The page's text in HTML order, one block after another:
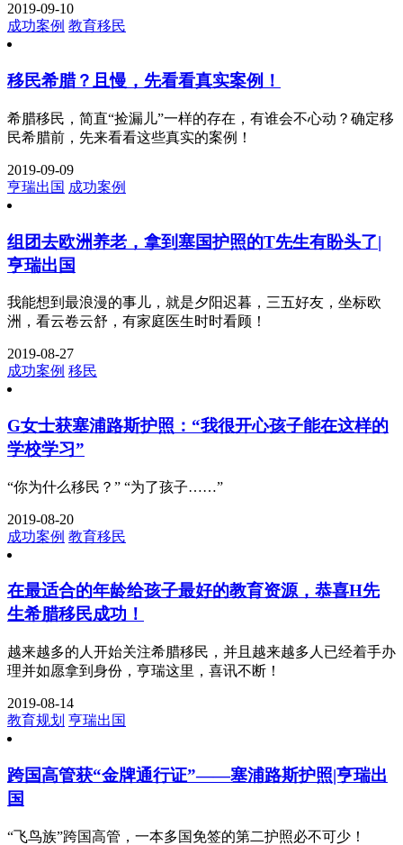
2019-09-10
成功案例 教育移民
移民希腊？且慢，先看看真实案例！
希腊移民，简直“捡漏儿”一样的存在，有谁会不心动？确定移
民希腊前，先来看看这些真实的案例！
2019-09-09
亨瑞出国 成功案例
组团去欧洲养老，拿到塞国护照的T先生有盼头了|
亨瑞出国
我能想到最浪漫的事儿，就是夕阳迟暮，三五好友，坐标欧
洲，看云卷云舒，有家庭医生时时看顾！
2019-08-27
成功案例 移民
G女士获塞浦路斯护照：“我很开心孩子能在这样的
学校学习”
“你为什么移民？” “为了孩子……”
2019-08-20
成功案例 教育移民
在最适合的年龄给孩子最好的教育资源，恭喜H先
生希腊移民成功！
越来越多的人开始关注希腊移民，并且越来越多人已经着手办
理并如愿拿到身份，亨瑞这里，喜讯不断！
2019-08-14
教育规划 亨瑞出国
跨国高管获“金牌通行证”——塞浦路斯护照|亨瑞出
国
“飞鸟族”跨国高管，一本多国免签的第二护照必不可少！